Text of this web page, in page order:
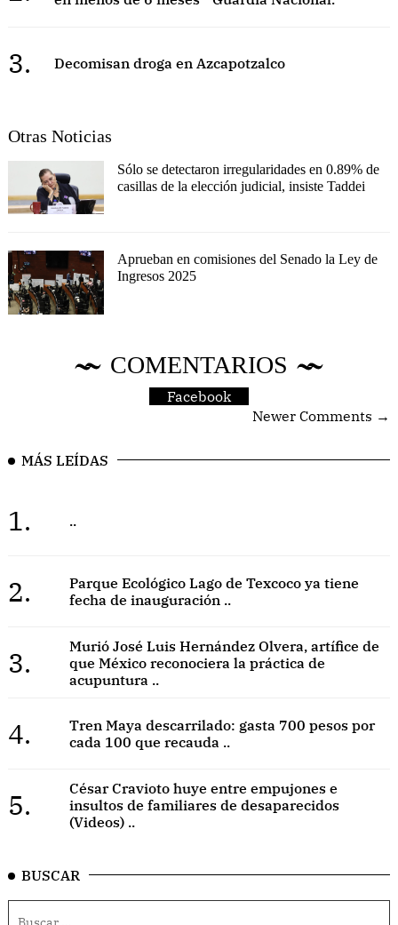
3. Decomisan droga en Azcapotzalco
Otras Noticias
Sólo se detectaron irregularidades en 0.89% de
casillas de la elección judicial, insiste Taddei
Aprueban en comisiones del Senado la Ley de
Ingresos 2025
COMENTARIOS
Facebook
Newer Comments →
MÁS LEÍDAS
1. ..
2.
Parque Ecológico Lago de Texcoco ya tiene
fecha de inauguración ..
3.
Murió José Luis Hernández Olvera, artífice de
que México reconociera la práctica de
acupuntura ..
4.
Tren Maya descarrilado: gasta 700 pesos por
cada 100 que recauda ..
5.
César Cravioto huye entre empujones e
insultos de familiares de desaparecidos
(Videos) ..
BUSCAR